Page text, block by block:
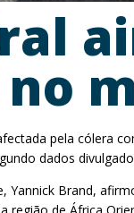
pela cólera
dados
Yannick Brand,